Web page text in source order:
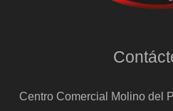
Centro Comercial Molino del